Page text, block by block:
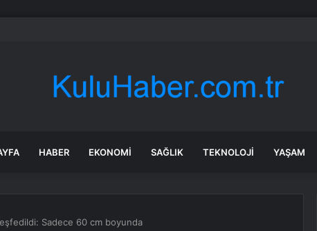
ardından Rojin Kabaiş dosyasındaki DNA raporları yeniden gündemde
HABER EKONOMI SAĞLIK TEKNOLOJI YAŞAM
Sadece 60 cm boyunda